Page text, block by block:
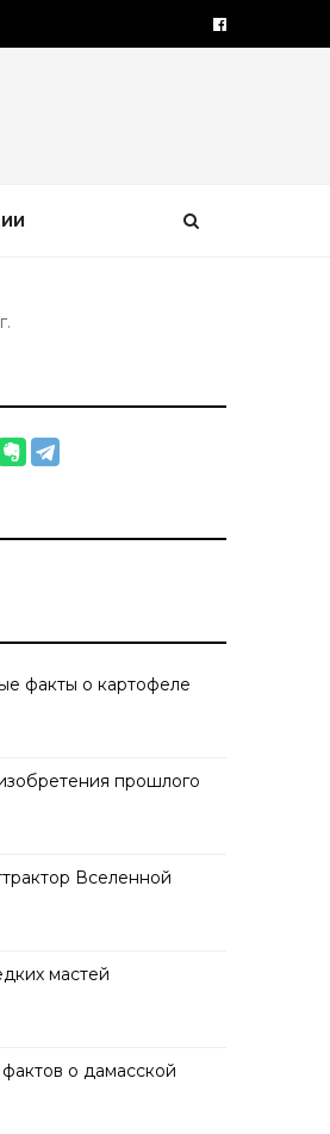
факты о картофеле
прошлого
Вселенной
мастей
о дамасской